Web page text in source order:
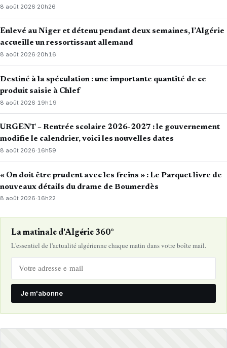
8 août 2026·20h26
Enlevé au Niger et détenu pendant deux semaines, l’Algérie
accueille un ressortissant allemand
8 août 2026·20h16
Destiné à la spéculation : une importante quantité de ce
produit saisie à Chlef
8 août 2026· 19h19
URGENT – Rentrée scolaire 2026-2027 : le gouvernement
modifie le calendrier, voici les nouvelles dates
8 août 2026·16h59
« On doit être prudent avec les freins » : Le Parquet livre de
nouveaux détails du drame de Boumerdès
8 août 2026·16h22
La matinale d'Algérie 360°
L'essentiel de l'actualité algérienne chaque matin dans votre boîte mail.
Je m'abonne